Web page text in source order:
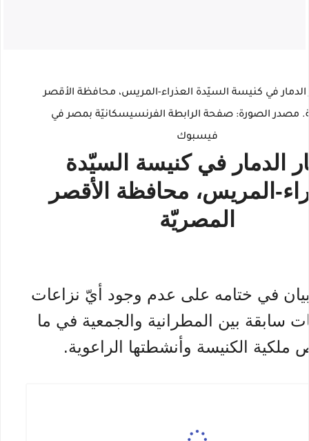
الدمار في كنيسة السيّدة
المريس، محافظة الأقصر
المصريّة
في ختامه على عدم وجود أيّ نزاعات
سابقة بين المطرانية والجمعية في ما
ملكية الكنيسة وأنشطتها الراعوية.